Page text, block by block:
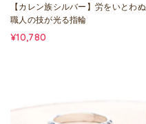
【カレン族シルバー】労をいとわぬ
職人の技が光る指輪
¥10,780